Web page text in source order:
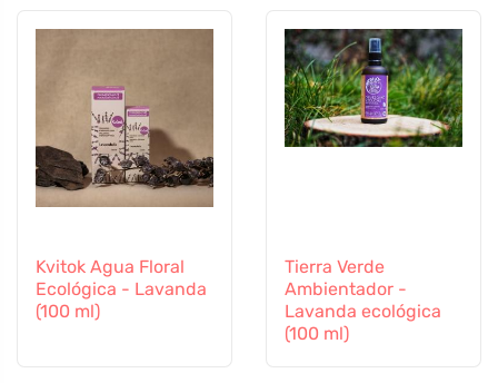
Kvitok Agua Floral
Ecológica - Lavanda
(100 ml)
Tierra Verde
Ambientador -
Lavanda ecológica
(100 ml)